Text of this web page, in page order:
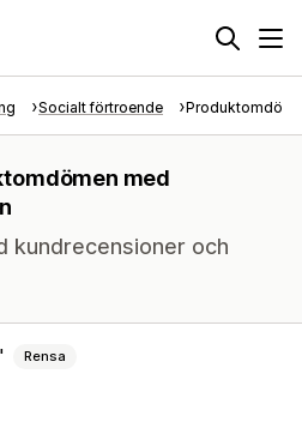
Socialt förtroende
med
kundrecensioner och
Rensa